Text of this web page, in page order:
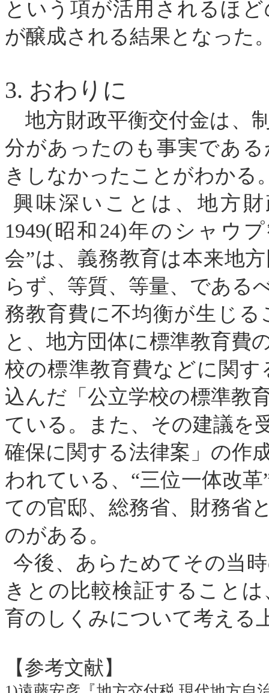
という項が活用されるほ
が醸成される結果となった
3. おわりに
地方財政平衡交付金は、
分があったのも事実であ
きしなかったことがわかる
興味深いことは、地方
1949(昭和 24)年のシャウ
会”は、義務教育は本来地
らず、等質、等量、である
務教育費に不均衡が生じ
と、地方団体に標準教育費
校の標準教育費などに関
込んだ「公立学校の標準教
ている。また、その建議を
確保に関する法律案」の作
われている、“三位一体改
ての官邸、総務省、財務省
のがある。
今後、あらためてその当
きとの比較検証すること
育のしくみについて考える
【参考文献】